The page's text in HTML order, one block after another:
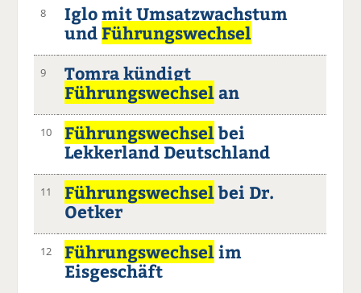
8
Iglo mit Umsatzwachstum
und Führungswechsel
9
Tomra kündigt
Führungswechselan
10 Führungswechselbei
Lekkerland Deutschland
11 Führungswechselbei Dr.
Oetker
12 Führungswechselim
Eisgeschäft